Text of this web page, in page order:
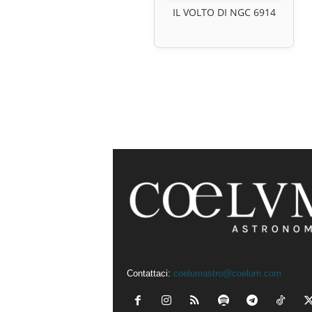
IL VOLTO DI NGC 6914
Contattaci: coelumastro@coelum.com